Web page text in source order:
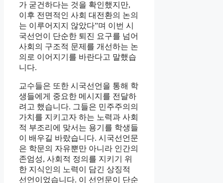
가 굳건하다는 것을 확인했지만,
이후 전면적인 사회 대전환의 논의
는 이루어지지 않았다”며 이번 시
국선언이 단순한 퇴진 요구를 넘어
사회의 구조적 문제를 개선하는 논
의로 이어지기를 바란다고 말했습
니다.
교수들은 또한 시국선언을 통해 학
생들에게 중요한 메시지를 전달하
려고 했습니다. 그들은 민주주의의
가치를 지키고자 하는 노력과 사회
적 부조리에 맞서는 용기를 학생들
이 배우길 바랐습니다. 시국선언문
은 학문의 자유뿐만 아니라 인간의
존엄성, 사회적 정의를 지키기 위
한 지식인의 노력이 담긴 상징적
선언이었습니다. 이 선언문이 단순